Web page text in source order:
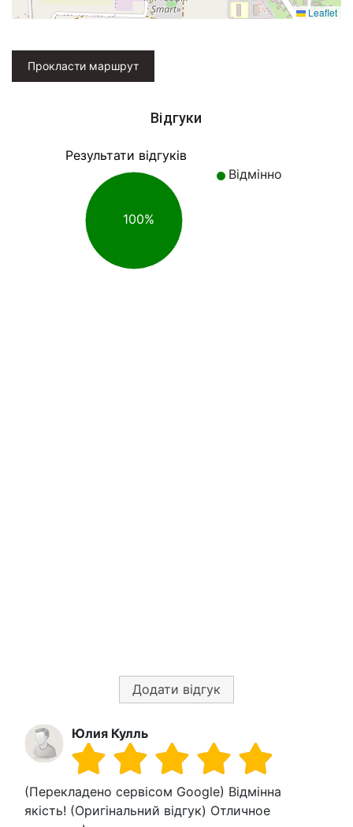
Leaflet
Прокласти маршрут
Відгуки
Результати відгуків
Відмінно
100%
Додати відгук
Юлия Кулль
(Перекладено сервісом Google) Відмінна
якість! (Оригінальний відгук) Отличное